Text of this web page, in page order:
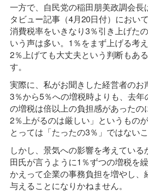
一方で、自民党の稲田朋美政調会長
タビュー記事（4月20日付）におい
消費税率をいきなり3％引き上げた
いう声は多い。1％をまず上げる考え
2％上げても大丈夫という判断もあ
す。
実際に、私がお聞きした経営者のお
3％から5％への増税時よりも、去年
の増税は倍以上の負担感があったの
2％上がるのは厳しい」というもの
とっては「たったの3％」ではない
しかし、景気への影響を考えている
田氏が言うように1％ずつの増税を繰
かえって企業の事務負担を増やし、
与えることになりかねません。